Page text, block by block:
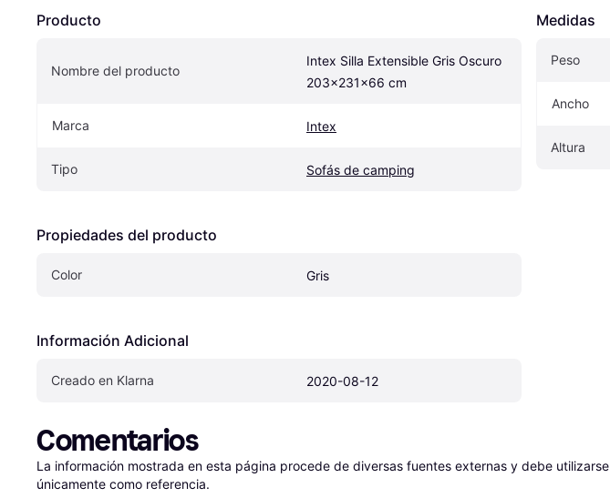
Producto
Nombre del producto
Intex Silla Extensible Gris Oscuro
203x231x66 cm
Marca Intex
Tipo Sofás de camping
Propiedades del producto
Color Gris
Información Adicional
Creado en Klarna 2020-08-12
Medidas
Peso
Ancho
Altura
Comentarios
La información mostrada en esta página procede de diversas fuentes externas y debe utilizarse
únicamente como referencia.